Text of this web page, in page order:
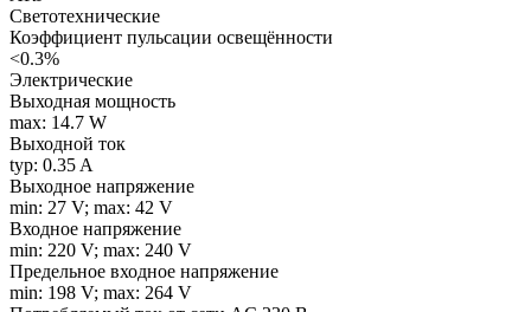
Светотехнические
Коэффициент пульсации освещённости
<0.3%
Электрические
Выходная мощность
max: 14.7 W
Выходной ток
typ: 0.35 A
Выходное напряжение
min: 27 V; max: 42 V
Входное напряжение
min: 220 V; max: 240 V
Предельное входное напряжение
min: 198 V; max: 264 V